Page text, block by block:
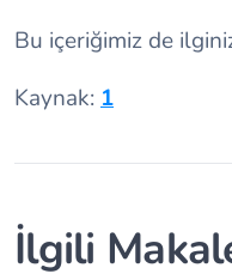
Bu içeriğimiz de
Kaynak: 1
İlgili